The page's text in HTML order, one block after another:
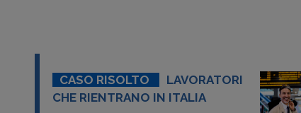
CASO RISOLTO
LAVORATORI
CHE RIENTRANO IN ITALIA